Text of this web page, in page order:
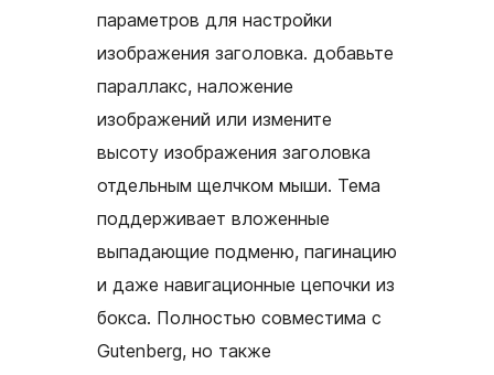
параметров для настройки
изображения заголовка. добавьте
параллакс, наложение
изображений или измените
высоту изображения заголовка
отдельным щелчком мыши. Тема
поддерживает вложенные
выпадающие подменю, пагинацию
и даже навигационные цепочки из
бокса. Полностью совместима с
Gutenberg, но также